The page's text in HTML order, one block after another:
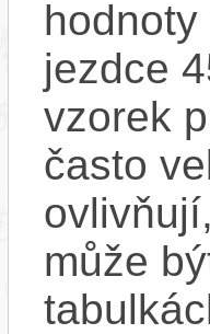
jezdce
vzorek
často
může